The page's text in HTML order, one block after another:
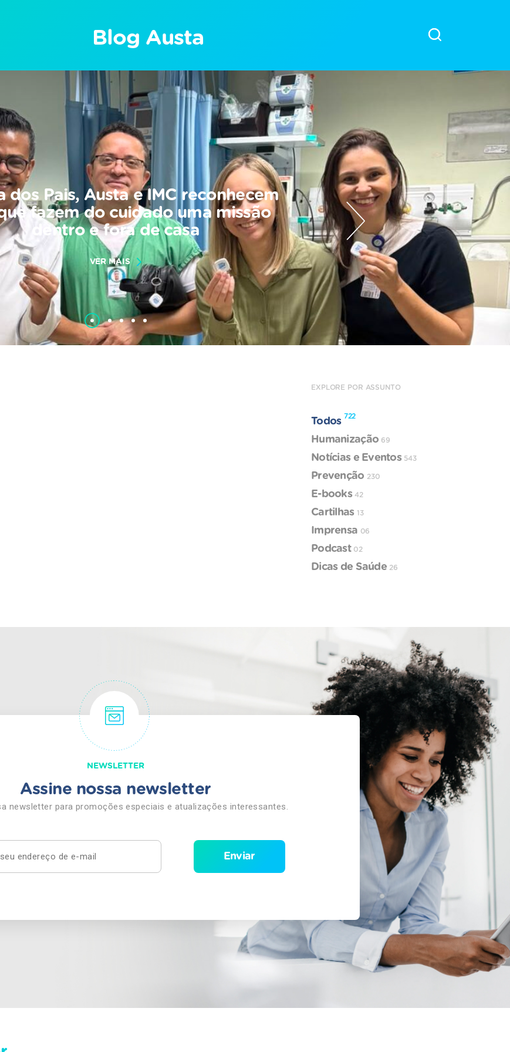
Blog Austa
dos Pais, Austa e IMC reconhecem
fazem do cuidado uma missão
dentro e fora de casa
VER MAIS
EXPLORE POR ASSUNTO
Todos 722
Humanização 69
Notícias e Eventos 543
Prevenção 230
E-books 42
Cartilhas 13
Imprensa 06
Podcast 02
Dicas de Saúde 26
NEWSLETTER
Assine nossa newsletter
newsletter para promoções especiais e atualizações interessantes.